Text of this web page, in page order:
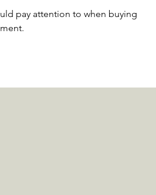
pay attention to when buying